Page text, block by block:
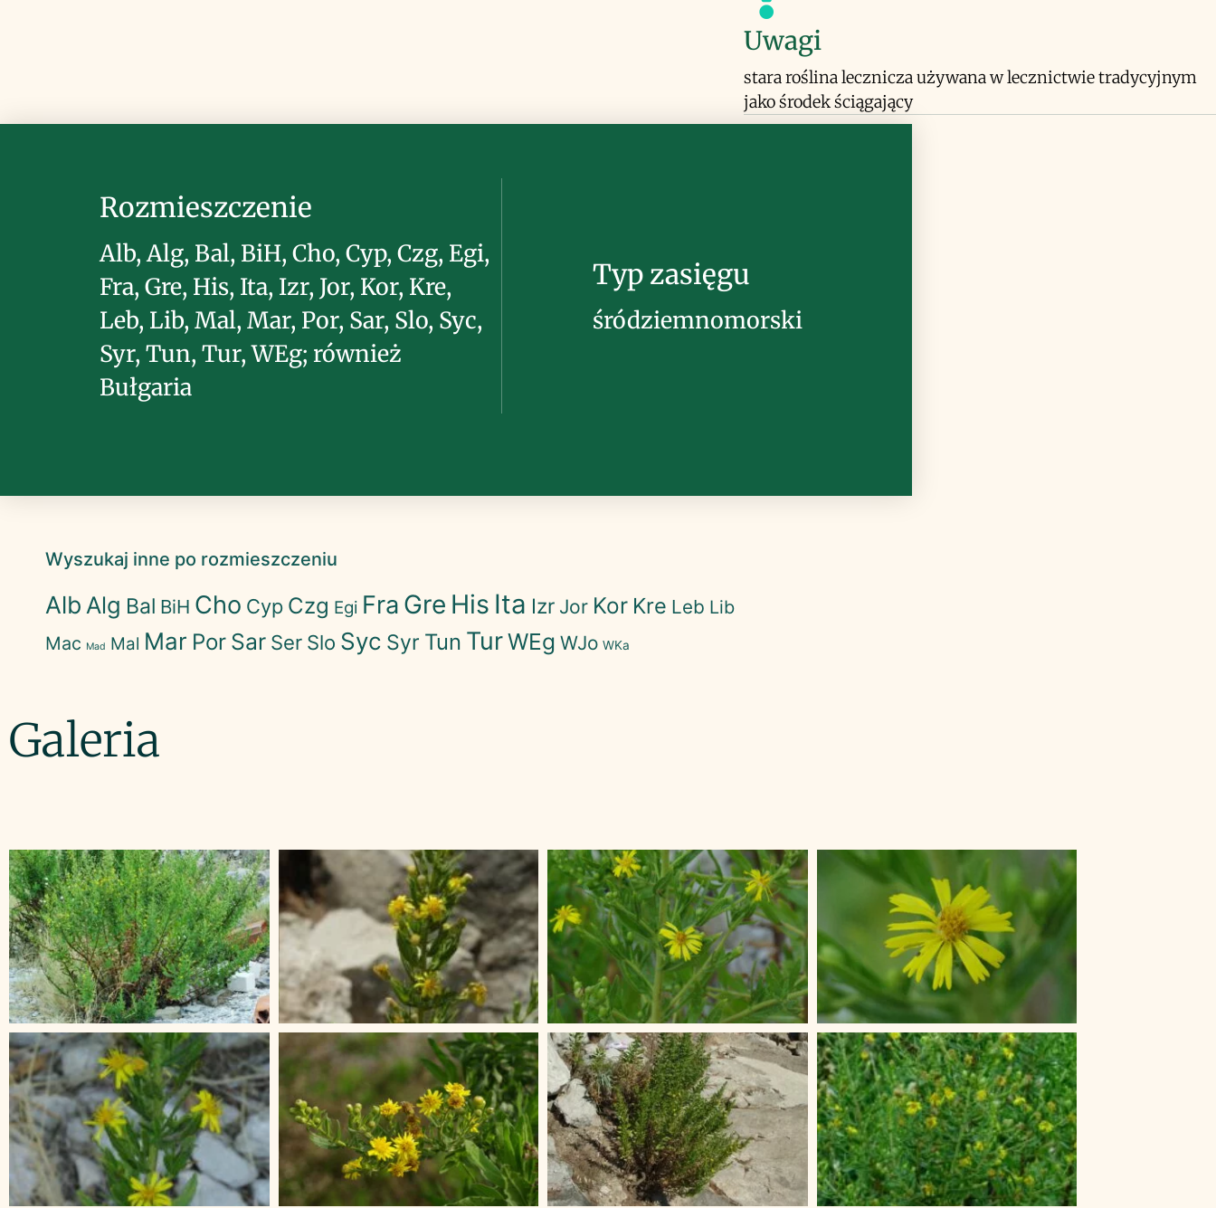
Uwagi
stara roślina lecznicza używana w lecznictwie tradycyjnym
jako środek ściągający
Rozmieszczenie
Alb, Alg, Bal, BiH, Cho, Cyp, Czg, Egi,
Fra, Gre, His, Ita, Izr, Jor, Kor, Kre,
Leb, Lib, Mal, Mar, Por, Sar, Slo, Syc,
Syr, Tun, Tur, WEg; również
Bułgaria
Typ zasięgu
śródziemnomorski
Wyszukaj inne po rozmieszczeniu
AlbAlg Bal BiH Cho Cyp Czg Egi Fra Gre His Ita Izr Jor Kor Kre Leb Lib
Mac Mad Mal Mar Por Sar Ser Slo Syc Syr Tun TurWEg WJo WKa
Galeria